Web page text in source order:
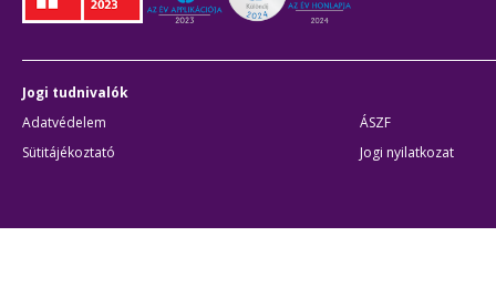
Jogi tudnivalók
Adatvédelem
ÁSZF
Sütitájékoztató
Jogi nyilatkozat